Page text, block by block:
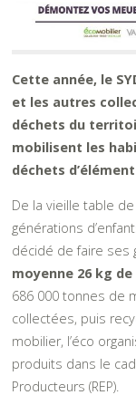
Cette année, le
et les autres
déchets du
mobilisent les
déchets
De la vieille table
générations
décidé de faire ses
moyenne 26 kg
686 000 tonnes de
collectées, puis
mobilier, l’éco
produits dans le
Producteurs (REP).